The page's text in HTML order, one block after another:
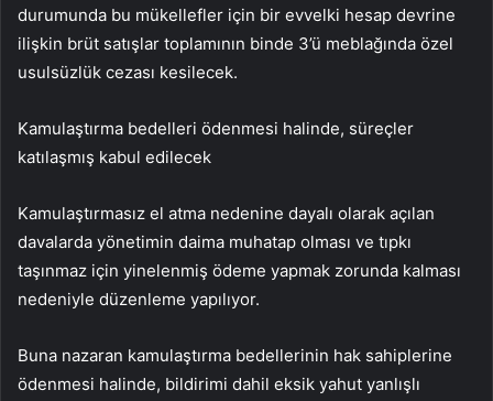
durumunda bu mükellefler için bir evvelki hesap devrine
ilişkin brüt satışlar toplamının binde 3’ü meblağında özel
usulsüzlük cezası kesilecek.
Kamulaştırma bedelleri ödenmesi halinde, süreçler
katılaşmış kabul edilecek
Kamulaştırmasız el atma nedenine dayalı olarak açılan
davalarda yönetimin daima muhatap olması ve tıpkı
taşınmaz için yinelenmiş ödeme yapmak zorunda kalması
nedeniyle düzenleme yapılıyor.
Buna nazaran kamulaştırma bedellerinin hak sahiplerine
ödenmesi halinde, bildirimi dahil eksik yahut yanlışlı